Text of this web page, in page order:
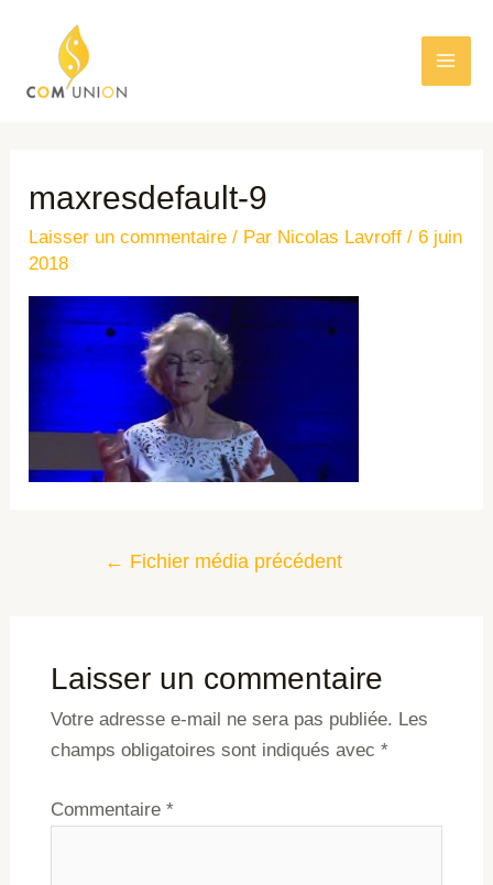
maxresdefault-9
Laisser un commentaire / Par Nicolas Lavroff/6 juin
2018
← Fichier média précédent
Laisser un commentaire
Votre adresse e-mail ne sera pas publiée. Les
champs obligatoires sont indiqués avec *
Commentaire *